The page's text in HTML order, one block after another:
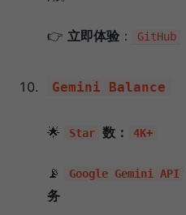
👉 立即体验 ： GitHub
Gemini Balance
🌟 Star 数： 4K+
📡 Google Gemini API
务